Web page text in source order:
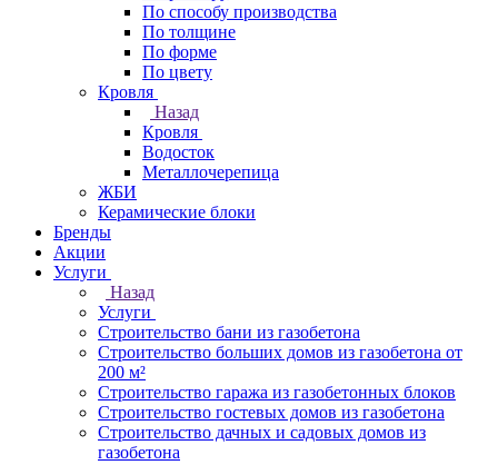
По способу производства
По толщине
По форме
По цвету
Кровля
Назад
Кровля
Водосток
Металлочерепица
ЖБИ
Керамические блоки
Бренды
Акции
Услуги
Назад
Услуги
Строительство бани из газобетона
Строительство больших домов из газобетона от
200 м²
Строительство гаража из газобетонных блоков
Строительство гостевых домов из газобетона
Строительство дачных и садовых домов из
газобетона